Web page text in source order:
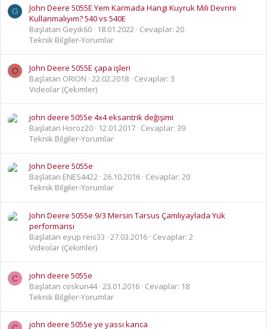
G
John Deere 5055E Yem Karmada Hangi Kuyruk Mili Devrini
Kullanmalıyım? 540 vs 540E
Başlatan Geyik60
18.01.2022 Cevaplar: 20
Teknik Bilgiler-Yorumlar
O
John Deere 5055E çapa işleri
Başlatan ORION 22.02.2018 Cevaplar: 3
Videolar (Çekimler)
john deere 5055e 4x4 eksantrik değişimi
Başlatan Horoz20
12.01.2017 Cevaplar: 39
Teknik Bilgiler-Yorumlar
John Deere 5055e
Başlatan ENES4422 26.10.2016 Cevaplar: 20
Teknik Bilgiler-Yorumlar
John Deere 5055e 9/3 Mersin Tarsus Çamlıyaylada Yük
performansı
Başlatan eyup reis33 27.03.2016 Cevaplar: 2
Videolar (Çekimler)
C
john deere 5055e
Başlatan coskun44 23.01.2016 Cevaplar: 18
Teknik Bilgiler-Yorumlar
john deere 5055e ye yassı kanca